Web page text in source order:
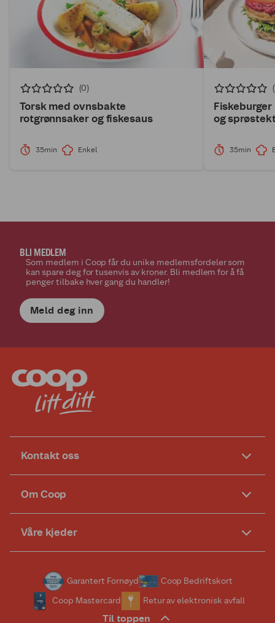
(0)
Torsk med ovnsbakte
rotgrønnsaker og fiskesaus
35min Enkel
og
35min
BLI MEDLEM
Som medlem i Coop får du unike medlemsfordeler som
kan spare deg for tusenvis av kroner. Bli medlem for å få
penger tilbake hver gang du handler!
Meld deg inn
Kontakt oss
Om Coop
Våre kjeder
Garantert Fornøyd
Coop Bedriftskort
Coop Mastercard
Retur av elektronisk avfall
Til toppen